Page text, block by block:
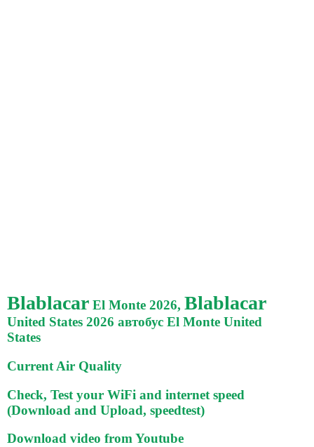
Blablacar El Monte 2026, Blablacar
United States 2026 автобус El Monte United
States
Current Air Quality
Check, Test your WiFi and internet speed
(Download and Upload, speedtest)
Download video from Youtube